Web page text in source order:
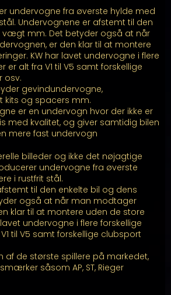
kr. 23.999,00
undervogne fra øverste hylde med
Undervognene er afstemt til den
vægt mm. Det betyder også at når
er den klar til at montere
KW har lavet undervogne i flere
er alt fra V1 til V5 samt forskellige
osv.
gevindundervogne,
kits og spacers mm.
er en undervogn hvor der ikke er
med kvalitet, og giver samtidig bilen
mere fast undervogn
billeder og ikke det nøjagtige
undervogne fra øverste
i rustfrit stål.
til den enkelte bil og dens
også at når man modtager
klar til at montere uden de store
undervogne i flere forskellige
til V5 samt forskellige clubsport
af de største spillere på markedet,
såsom AP, ST, Rieger